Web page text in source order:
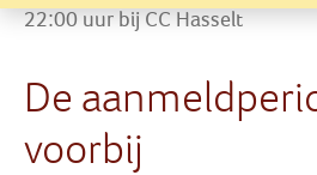
22:00 uur bij CC Hasselt
De
voorbij